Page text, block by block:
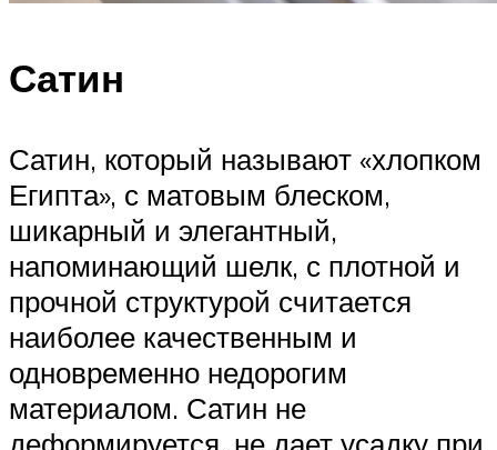
Сатин
Сатин, который называют «хлопком
Египта», с матовым блеском,
шикарный и элегантный,
напоминающий шелк, с плотной и
прочной структурой считается
наиболее качественным и
одновременно недорогим
материалом. Сатин не